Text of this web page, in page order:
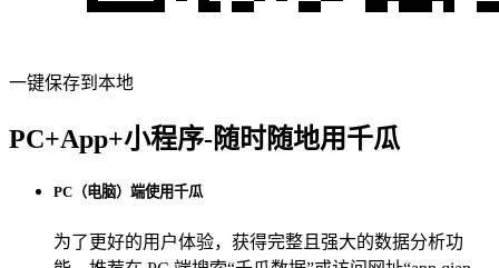
一键保存到本地
PC+App+小程序-随时随地用千瓜
PC（电脑）端使用千瓜
为了更好的用户体验，获得完整且强大的数据分析功